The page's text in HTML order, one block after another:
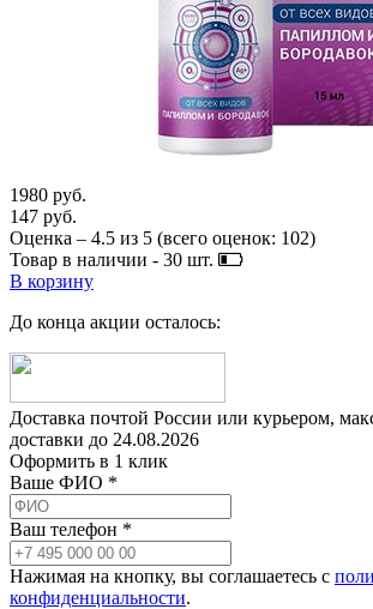
1980 руб.
147 руб.
Оценка – 4.5 из 5 (всего оценок: 102)
Товар в наличии - 30 шт.
В корзину
До конца акции осталось:
Доставка почтой России или курьером,
доставки до 24.08.2026
Оформить в 1 клик
Ваше ФИО *
Ваш телефон *
Нажимая на кнопку, вы соглашаетесь с
конфиденциальности.